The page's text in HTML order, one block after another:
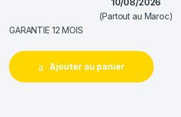
(Partout au Maroc)
GARANTIE 12 MOIS
Ajouter au panier